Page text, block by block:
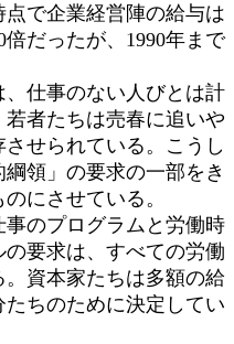
で企業経営陣の給与は
だったが、1990年まで
仕事のない人びとは計
者たちは売春に追いや
せられている。こうし
領」の要求の一部をき
にさせている。
のプログラムと労働時
要求は、すべての労働
資本家たちは多額の給
ちのために決定してい